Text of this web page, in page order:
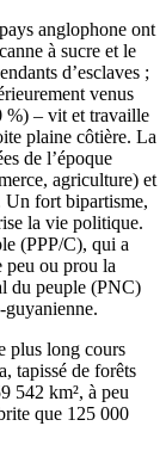
anglophone ont
à sucre et le
d’esclaves ;
venus
%) – vit et travaille
plaine côtière. La
de l’époque
agriculture) et
Un fort bipartisme,
la vie politique.
(PPP/C), qui a
peu ou prou la
du peuple (PNC)
guyanienne.
plus long cours
tapissé de forêts
542 km², à peu
que 125 000